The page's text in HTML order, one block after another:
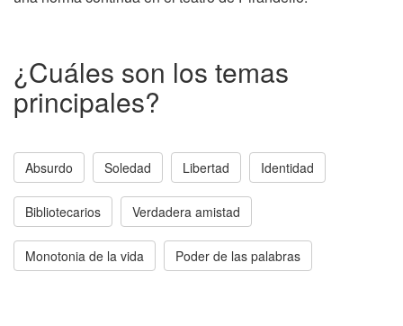
¿Cuáles son los temas
principales?
Absurdo Soledad Libertad Identidad
Bibliotecarios Verdadera amistad
Monotonia de la vida Poder de las palabras